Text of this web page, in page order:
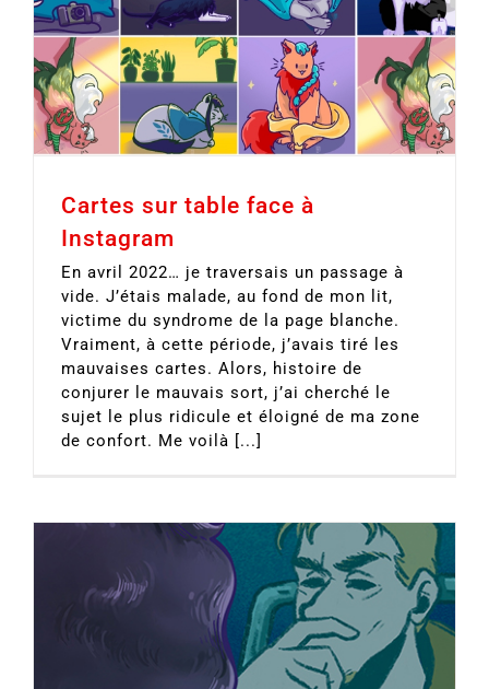
Cartes sur table face à
Instagram
En avril 2022… je traversais un passage à
vide. J’étais malade, au fond de mon lit,
victime du syndrome de la page blanche.
Vraiment, à cette période, j’avais tiré les
mauvaises cartes. Alors, histoire de
conjurer le mauvais sort, j’ai cherché le
sujet le plus ridicule et éloigné de ma zone
de confort. Me voilà [...]